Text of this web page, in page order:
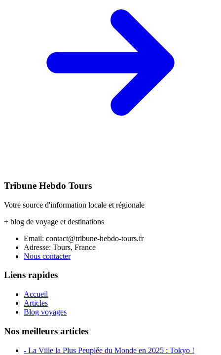
Tribune Hebdo Tours
Votre source d'information locale et régionale
+ blog de voyage et destinations
Email: contact@tribune-hebdo-tours.fr
Adresse: Tours, France
Nous contacter
Liens rapides
Accueil
Articles
Blog voyages
Nos meilleurs articles
- La Ville la Plus Peuplée du Monde en 2025 : Tokyo !